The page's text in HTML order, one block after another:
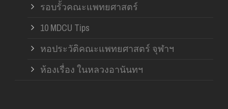
รอบรั้วคณะแพทยศาสตร์
10 MDCU Tips
หอประวัติคณะแพทยศาสตร์ จุฬาฯ
ห้องเรื่อง ในหลวงอานันทฯ